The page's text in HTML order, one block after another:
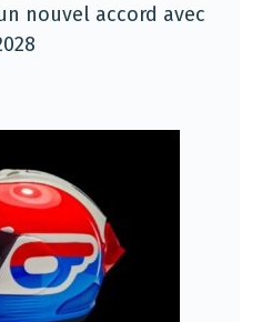
nouvel accord avec